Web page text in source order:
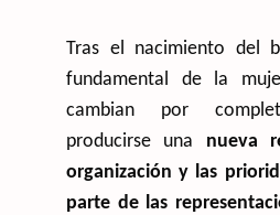
Tras el nacimiento del
fundamental de la
cambian por
producirse una nueva
organización y las
parte de las